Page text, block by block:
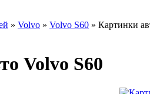
» Volvo » Volvo S60 » Картинки
Volvo S60